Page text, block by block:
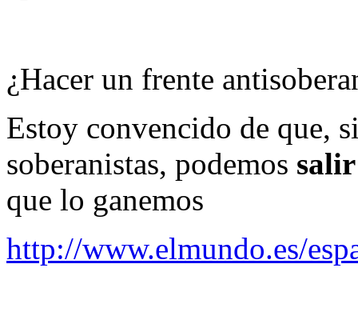
¿Hacer un frente
Estoy convencido de que,
soberanistas, podemos
que lo ganemos
http://www.elmundo.es/